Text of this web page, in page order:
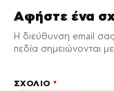
Αφήστε ένα
Η διεύθυνση email
πεδία σημειώνονται
ΣΧΌΛΙΟ*